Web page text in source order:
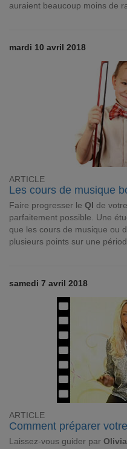
auraient beaucoup moins de
mardi 10 avril 2018
ARTICLE
Les cours de musique
Faire progresser le QI de votre
parfaitement possible. Une
que les cours de musique ou
plusieurs points sur une
samedi 7 avril 2018
ARTICLE
Comment préparer
Laissez-vous guider par